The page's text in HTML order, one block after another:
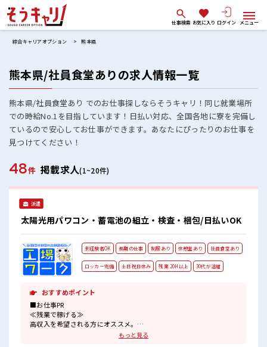
仕事検索 お気に入り ログイン メニュー
綜合キャリアオプション 熊本県
熊本県/社員食堂ありの求人情報一覧
熊本県/社員食堂あり でのお仕事探しならそうキャリ！同じ就業場所
での時給No.1を目指しています！日払い対応、全国各地に寮を完備し
ているので安心してお仕事ができます。あなたにぴったりのお仕事を
見つけてください！
48件 掲載求人(1~20件)
派遣
太陽光用パワコン・蓄電池の組立・検査・梱包/日払いOK
未経験者OK 長期の仕事 制服あり 休憩室あり 社員食堂あり
ロッカー完備 土日祝日休み 残業 20H以上 30代が活躍
おすすめポイント
■お仕事PR
≪残業で稼げる≫
高収入を希望される方にオススメ。
残業は月20時間以上あります♪もっと見る